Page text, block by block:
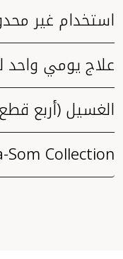
استخدام غير
علاج يومي واحد
الغسيل (أربع
Som Collection